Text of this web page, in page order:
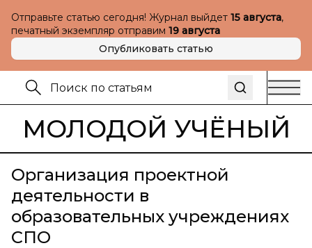
Отправьте статью сегодня! Журнал выйдет 15 августа,
печатный экземпляр отправим 19 августа
Опубликовать статью
МОЛОДОЙ УЧЁНЫЙ
Организация проектной
деятельности в
образовательных учреждениях
СПО